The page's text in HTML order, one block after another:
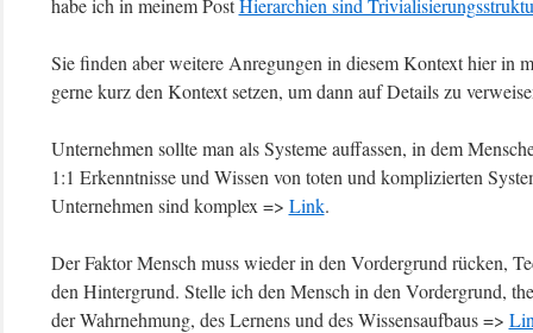
habe ich in meinem PostHierarchien sind
Sie finden aber weitere Anregungen in diesem Kontext hier in
gerne kurz den Kontext setzen, um dann auf Details zu
Unternehmen sollte man als Systeme auffassen, in dem
1:1 Erkenntnisse und Wissen von toten und komplizierten
Unternehmen sind komplex => Link.
Der Faktor Mensch muss wieder in den Vordergrund rücken,
den Hintergrund. Stelle ich den Mensch in den Vordergrund,
der Wahrnehmung, des Lernens und des Wissensaufbaus =>